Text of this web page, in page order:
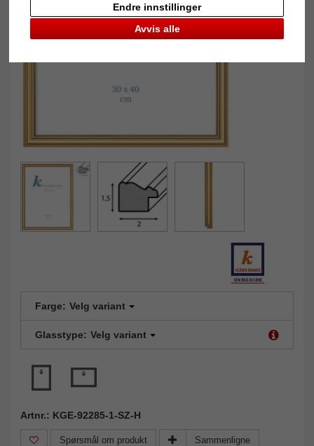
Avvis alle
Endre innstillinger
Tilbake
Farge: Velg variant
Glasstype: Velg variant
Artnr.: KGE-92285-1-SZ-H
Spørsmål om produkt Sammenligne